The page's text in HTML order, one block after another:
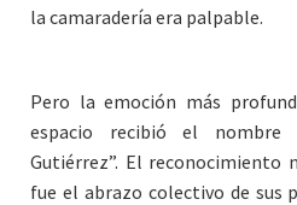
la camaradería era palpable.
Pero la emoción más
espacio recibió el nombre
Gutiérrez”. El reconocimiento
fue el abrazo colectivo de sus